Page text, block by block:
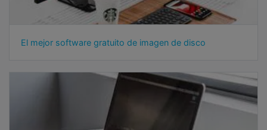
El mejor software gratuito de imagen de disco